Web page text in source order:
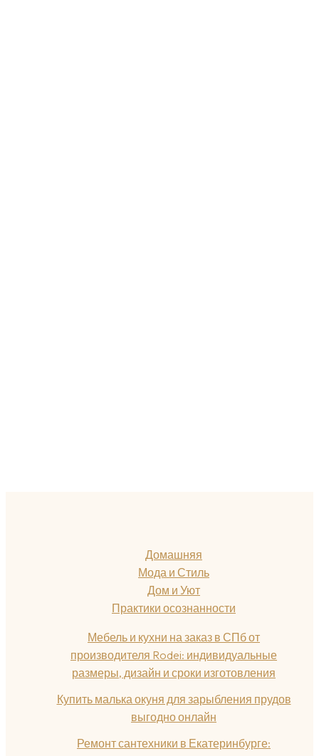
Домашняя
Мода и Стиль
Дом и Уют
Практики осознанности
Мебель и кухни на заказ в СПб от
производителя Rodei: индивидуальные
размеры, дизайн и сроки изготовления
Купить малька окуня для зарыбления прудов
выгодно онлайн
Ремонт сантехники в Екатеринбурге: